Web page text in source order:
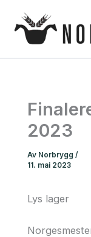
rett
2023
Av Norbrygg /
11. mai 2023
Lys lager